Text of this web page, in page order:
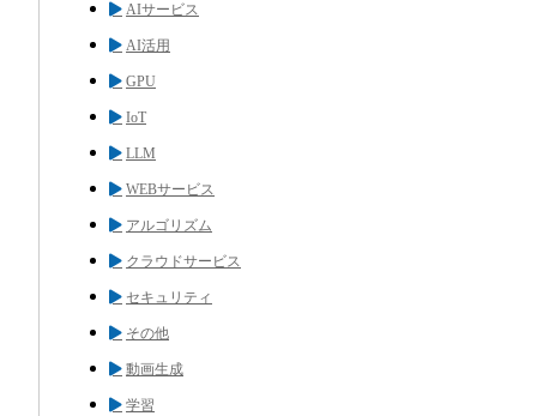
AIサービス
AI活用
GPU
IoT
LLM
WEBサービス
アルゴリズム
クラウドサービス
セキュリティ
その他
動画生成
学習